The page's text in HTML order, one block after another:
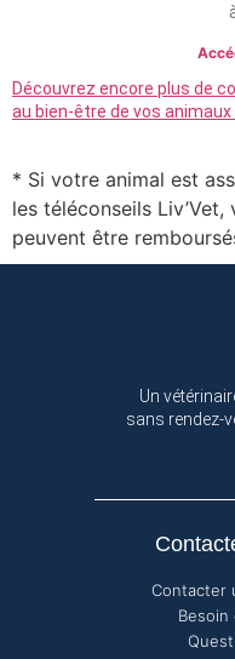
Découvrez encore plus de
au bien-être de vos animaux
* Si votre animal est
les téléconseils
peuvent être
Un
sans rendez-
Contacter
Besoin